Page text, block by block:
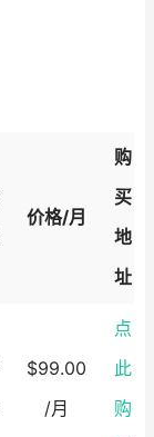
价格/月
购
买
地
址
$99.00
/月
点
此
购